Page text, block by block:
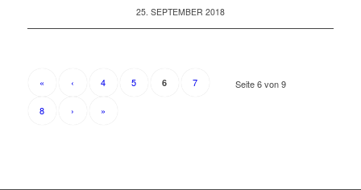
25. SEPTEMBER 2018
Seite 6 von 9
« ‹ 4 5 6 7
8 › »